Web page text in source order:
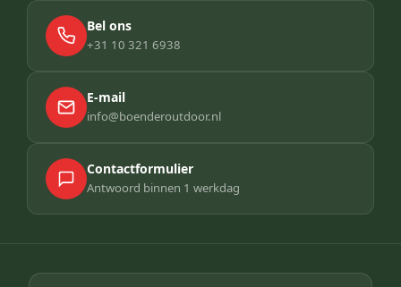
Bel ons
+31 10 321 6938
E-mail
info@boenderoutdoor.nl
Contactformulier
Antwoord binnen 1 werkdag